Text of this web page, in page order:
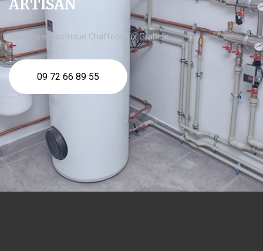
ARTISAN
chaudière électrique Chaffoteaux Grabels
09 72 66 89 55